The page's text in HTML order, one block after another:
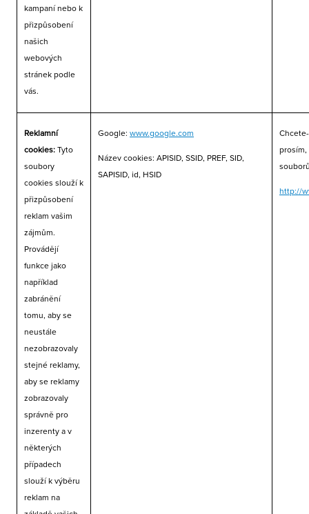
kampaní nebo k
přizpůsobení
našich
webových
stránek podle
vás.
Reklamní
cookies: Tyto
soubory
cookies slouží k
přizpůsobení
reklam vašim
zájmům.
Provádějí
funkce jako
například
zabránění
tomu, aby se
neustále
nezobrazovaly
stejné reklamy,
aby se reklamy
zobrazovaly
správně pro
inzerenty a v
některých
případech
slouží k výběru
reklam na
Google: www.google.com
Název cookies: APISID, SSID, PREF, SID,
SAPISID, id, HSID
prosím,
http://